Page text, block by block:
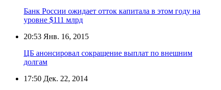
Банк России ожидает отток капитала в этом году на
уровне $111 млрд
20:53 Янв. 16, 2015
ЦБ анонсировал сокращение выплат по внешним
долгам
17:50 Дек. 22, 2014